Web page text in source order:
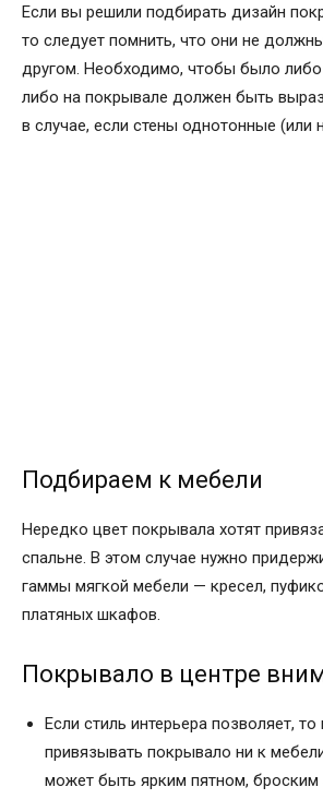
Если вы решили подбирать дизайн
то следует помнить, что они не
другом. Необходимо, чтобы было либо
либо на покрывале должен быть
в случае, если стены однотонные (или
Подбираем к мебели
Нередко цвет покрывала хотят
спальне. В этом случае нужно
гаммы мягкой мебели — кресел,
платяных шкафов.
Покрывало в центре
Если стиль интерьера позволяет,
привязывать покрывало ни к
может быть ярким пятном, броским